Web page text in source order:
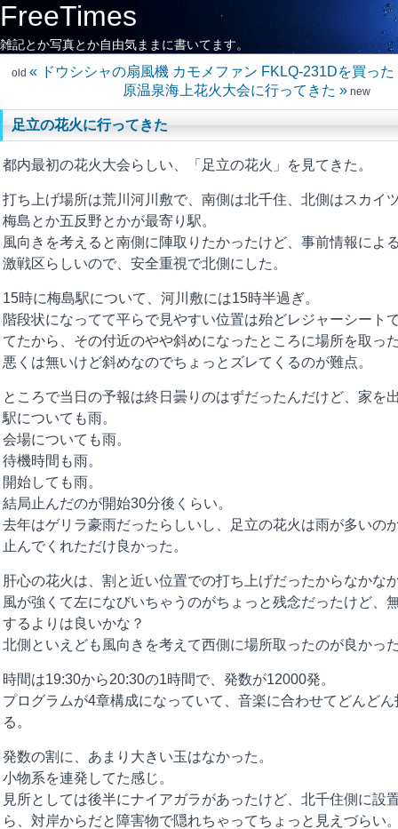
FreeTimes
雑記とか写真とか自由気ままに書いてます。
old « ドウシシャの扇風機 カモメファン FKLQ-231Dを買った
原温泉海上花火大会に行ってきた » new
足立の花火に行ってきた
都内最初の花火大会らしい、「足立の花火」を見てきた。
打ち上げ場所は荒川河川敷で、南側は北千住、北側はスカイ
梅島とか五反野とかが最寄り駅。
風向きを考えると南側に陣取りたかったけど、事前情報によ
激戦区らしいので、安全重視で北側にした。
15時に梅島駅について、河川敷には15時半過ぎ。
階段状になってて平らで見やすい位置は殆どレジャーシート
てたから、その付近のやや斜めになったところに場所を取っ
悪くは無いけど斜めなのでちょっとズレてくるのが難点。
ところで当日の予報は終日曇りのはずだったんだけど、家を
駅についても雨。
会場についても雨。
待機時間も雨。
開始しても雨。
結局止んだのが開始30分後くらい。
去年はゲリラ豪雨だったらしいし、足立の花火は雨が多いの
止んでくれただけ良かった。
肝心の花火は、割と近い位置での打ち上げだったからなかな
風が強くて左になびいちゃうのがちょっと残念だったけど、
するよりは良いかな？
北側といえども風向きを考えて西側に場所取ったのが良かっ
時間は19:30から20:30の1時間で、発数が12000発。
プログラムが4章構成になっていて、音楽に合わせてどんど
る。
発数の割に、あまり大きい玉はなかった。
小物系を連発してた感じ。
見所としては後半にナイアガラがあったけど、北千住側に設
ら、対岸からだと障害物で隠れちゃってちょっと見えづらい